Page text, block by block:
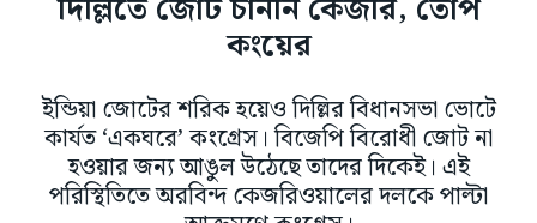
দিল্লিতে জোট চাননি কেজরি, তোপ
কংয়ের
ইন্ডিয়া জোটের শরিক হয়েও দিল্লির বিধানসভা ভোটে
কার্যত ‘একঘরে’ কংগ্রেস। বিজেপি বিরোধী জোট না
হওয়ার জন্য আঙুল উঠেছে তাদের দিকেই। এই
পরিস্থিতিতে অরবিন্দ কেজরিওয়ালের দলকে পাল্টা